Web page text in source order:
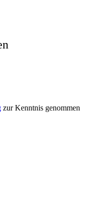
zur Kenntnis genommen